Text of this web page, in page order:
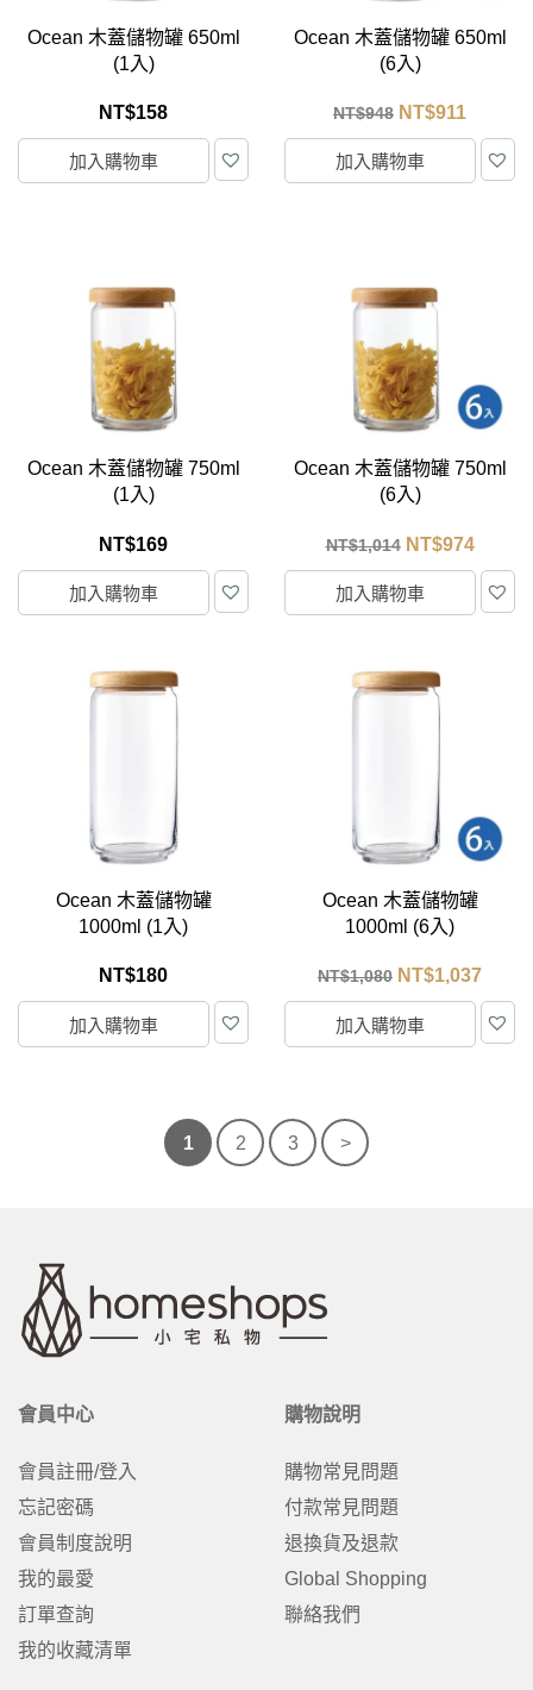
Ocean 木蓋儲物罐 650ml
(1入)
NT$158
加入購物車
Ocean 木蓋儲物罐 650ml
(6入)
NT$948 NT$911
加入購物車
Ocean 木蓋儲物罐 750ml
(1入)
NT$169
加入購物車
Ocean 木蓋儲物罐 750ml
(6入)
NT$1,014 NT$974
加入購物車
Ocean 木蓋儲物罐
1000ml (1入)
NT$180
加入購物車
Ocean 木蓋儲物罐
1000ml (6入)
NT$1,080 NT$1,037
加入購物車
1 2 3 >
會員中心
會員註冊/登入
忘記密碼
會員制度說明
我的最愛
訂單查詢
我的收藏清單
購物說明
購物常見問題
付款常見問題
退換貨及退款
Global Shopping
聯絡我們